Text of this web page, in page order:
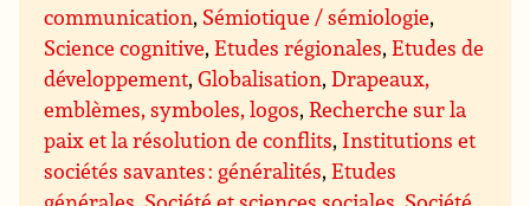
communication, Sémiotique / sémiologie,
Science cognitive,Etudes régionales,Etudes de
développement,Globalisation,Drapeaux,
emblèmes, symboles, logos,Recherche sur la
paix et la résolution de conflits, Institutions et
sociétés savantes : généralités,Etudes